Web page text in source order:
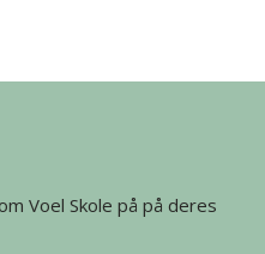
Voel Skole på på deres